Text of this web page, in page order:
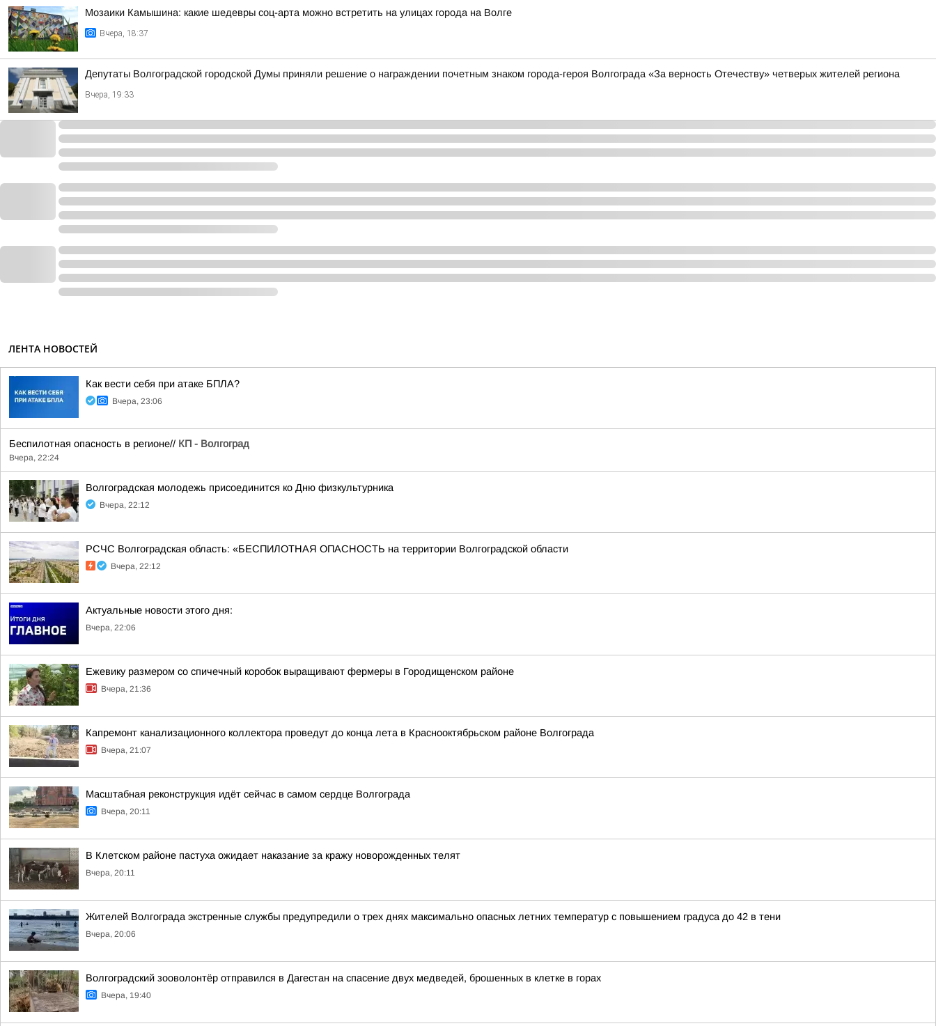
Мозаики Камышина: какие шедевры соц-арта можно встретить на улицах города на Волге
Вчера, 18:37
Депутаты Волгоградской городской Думы приняли решение о награждении почетным знаком города-героя Волгограда «За верность Отечеству» четверых жителей региона
Вчера, 19:33
ЛЕНТА НОВОСТЕЙ
Как вести себя при атаке БПЛА?
Вчера, 23:06
Беспилотная опасность в регионе// КП - Волгоград
Вчера, 22:24
Волгоградская молодежь присоединится ко Дню физкультурника
Вчера, 22:12
РСЧС Волгоградская область: «БЕСПИЛОТНАЯ ОПАСНОСТЬ на территории Волгоградской области
Вчера, 22:12
Актуальные новости этого дня:
Вчера, 22:06
Ежевику размером со спичечный коробок выращивают фермеры в Городищенском районе
Вчера, 21:36
Капремонт канализационного коллектора проведут до конца лета в Краснооктябрьском районе Волгограда
Вчера, 21:07
Масштабная реконструкция идёт сейчас в самом сердце Волгограда
Вчера, 20:11
В Клетском районе пастуха ожидает наказание за кражу новорожденных телят
Вчера, 20:11
Жителей Волгограда экстренные службы предупредили о трех днях максимально опасных летних температур с повышением градуса до 42 в тени
Вчера, 20:06
Волгоградский зооволонтёр отправился в Дагестан на спасение двух медведей, брошенных в клетке в горах
Вчера, 19:40